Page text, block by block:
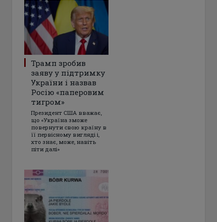
Трамп зробив
заяву у підтримку
України і назвав
Росію «паперовим
тигром»
Президент США вважає,
що «Україна зможе
повернути свою країну в
її первісному вигляді і,
хто знає, може, навіть
піти далі»